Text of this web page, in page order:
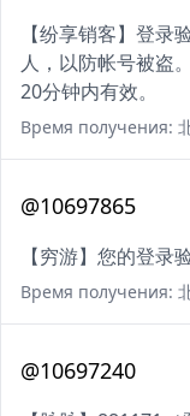
【纷享销客】登
人，以防帐号被盗
20分钟内有效。
Время получения:
@10697865
【穷游】您的登录
Время получения:
@10697240